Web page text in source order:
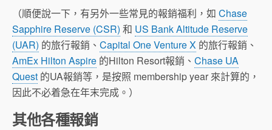
（順便說一下，有另外一些常見的報銷福利，如 Chase
Sapphire Reserve (CSR) 和 US Bank Altitude Reserve
(UAR) 的旅行報銷、 Capital One Venture X 的旅行報銷、
AmEx Hilton Aspire 的Hilton Resort報銷、 Chase UA
Quest 的UA報銷等，是按照 membership year 來計算的，
因此不必着急在年末完成。）
其他各種報銷